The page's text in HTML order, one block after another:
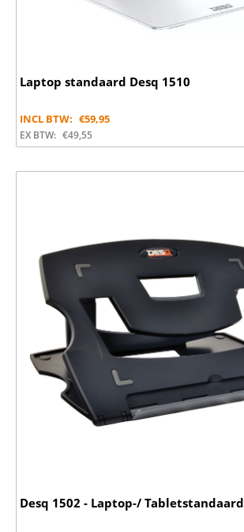
Laptop standaard Desq 1510
INCL BTW: €59,95
EX BTW: €49,55
Desq 1502 - Laptop-/ Tabletstandaard